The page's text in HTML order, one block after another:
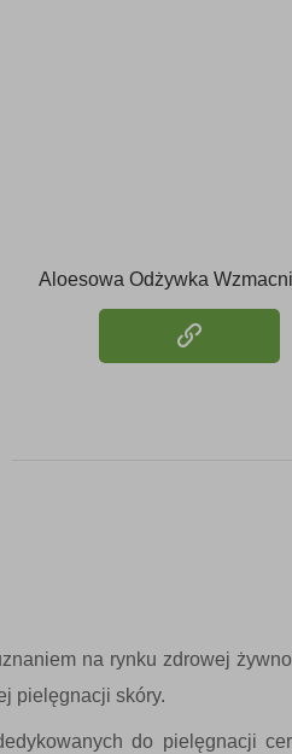
Aloesowa Odżywka
na rynku zdrowej
pielęgnacji skóry.
do pielęgnacji